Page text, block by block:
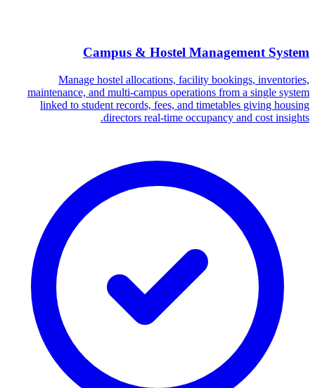
Campus & Hostel Management System
Manage hostel allocations, facility bookings, inventories,
maintenance, and multi-campus operations from a single system
linked to student records, fees, and timetables giving housing
directors real-time occupancy and cost insights.